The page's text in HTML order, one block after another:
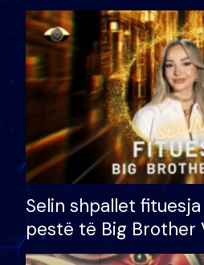
Selin shpallet
pestë të Big Brother
çmimin e madh prej